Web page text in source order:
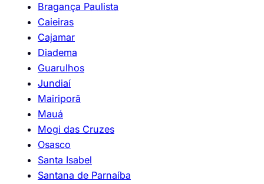
Bragança Paulista
Caieiras
Cajamar
Diadema
Guarulhos
Jundiaí
Mairiporã
Mauá
Mogi das Cruzes
Osasco
Santa Isabel
Santana de Parnaíba